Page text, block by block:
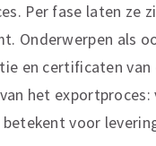
Per fase laten ze
Onderwerpen als
en certificaten
het
voor